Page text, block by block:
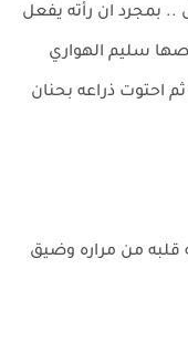
.. بمجرد ان رأته يفعل
سليم الهواري
احتوت ذراعه بحنان
قلبه من مراره وضيق